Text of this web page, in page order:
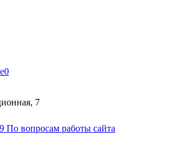
0
7
По вопросам работы сайта